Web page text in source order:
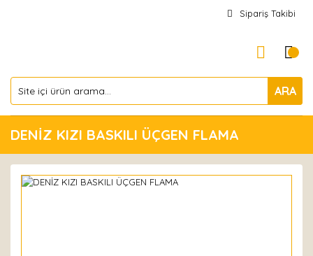
Sipariş Takibi
ARA
DENİZ KIZI BASKILI ÜÇGEN FLAMA